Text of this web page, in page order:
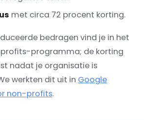
met circa 72 procent korting.
bedragen vind je in het
programma; de korting
nadat je organisatie is
werkten dit uit in Google
non-profits.